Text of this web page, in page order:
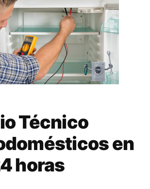
Técnico
en
horas